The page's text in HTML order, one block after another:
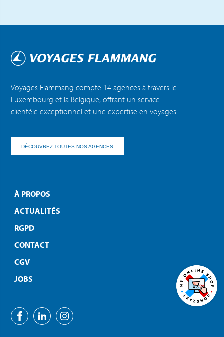
Voyages Flammang compte 14 agences à travers le
Luxembourg et la Belgique, offrant un service
clientèle exceptionnel et une expertise en voyages.
DÉCOUVREZ TOUTES NOS AGENCES
À PROPOS
ACTUALITÉS
RGPD
CONTACT
CGV
JOBS